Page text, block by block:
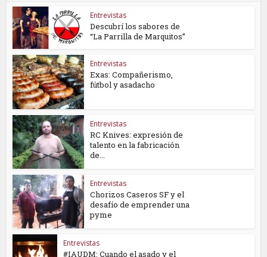
Entrevistas
Descubrí los sabores de
“La Parrilla de Marquitos”
Entrevistas
Exas: Compañerismo,
fútbol y asadacho
Entrevistas
RC Knives: expresión de
talento en la fabricación
de...
Entrevistas
Chorizos Caseros SF y el
desafío de emprender una
pyme
Entrevistas
#IAUDM: Cuando el asado y el